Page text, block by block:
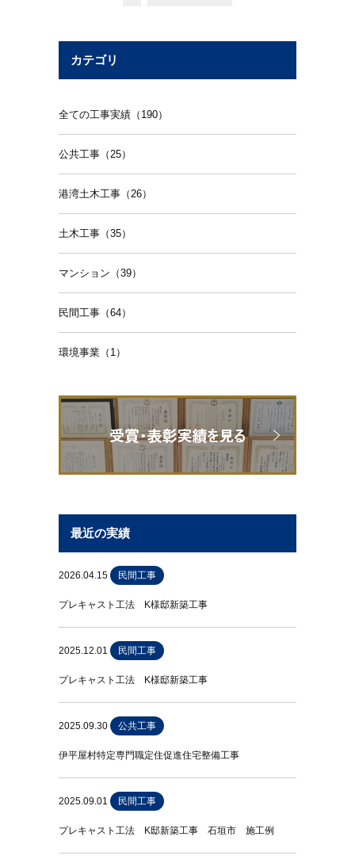
カテゴリ
全ての工事実績（190）
公共工事（25）
港湾土木工事（26）
土木工事（35）
マンション（39）
民間工事（64）
環境事業（1）
最近の実績
2026.04.15 民間工事
プレキャスト工法 K様邸新築工事
2025.12.01 民間工事
プレキャスト工法 K様邸新築工事
2025.09.30 公共工事
伊平屋村特定専門職定住促進住宅整備工事
2025.09.01 民間工事
プレキャスト工法 K邸新築工事 石垣市 施工例